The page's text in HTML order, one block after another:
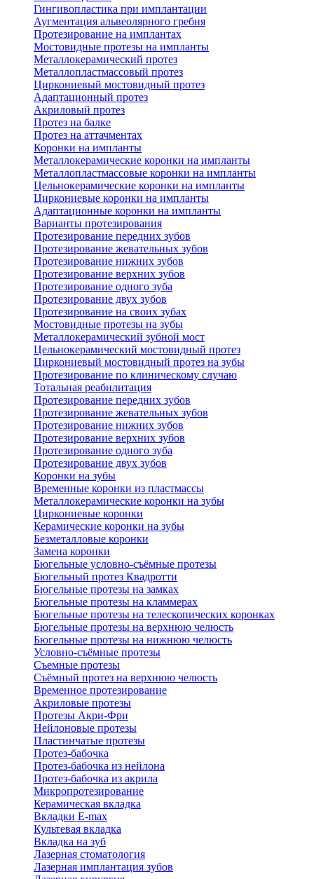
Гингивопластика при имплантации
Аугментация альвеолярного гребня
Протезирование на имплантах
Мостовидные протезы на импланты
Металлокерамический протез
Металлопластмассовый протез
Циркониевый мостовидный протез
Адаптационный протез
Акриловый протез
Протез на балке
Протез на аттачментах
Коронки на импланты
Металлокерамические коронки на импланты
Металлопластмассовые коронки на импланты
Цельнокерамические коронки на импланты
Циркониевые коронки на импланты
Адаптационные коронки на импланты
Варианты протезирования
Протезирование передних зубов
Протезирование жевательных зубов
Протезирование нижних зубов
Протезирование верхних зубов
Протезирование одного зуба
Протезирование двух зубов
Протезирование на своих зубах
Мостовидные протезы на зубы
Металлокерамический зубной мост
Цельнокерамический мостовидный протез
Циркониевый мостовидный протез на зубы
Протезирование по клиническому случаю
Тотальная реабилитация
Протезирование передних зубов
Протезирование жевательных зубов
Протезирование нижних зубов
Протезирование верхних зубов
Протезирование одного зуба
Протезирование двух зубов
Коронки на зубы
Временные коронки из пластмассы
Металлокерамические коронки на зубы
Циркониевые коронки
Керамические коронки на зубы
Безметалловые коронки
Замена коронки
Бюгельные условно-съёмные протезы
Бюгельный протез Квадротти
Бюгельные протезы на замках
Бюгельные протезы на кламмерах
Бюгельные протезы на телескопических коронках
Бюгельные протезы на верхнюю челюсть
Бюгельные протезы на нижнюю челюсть
Условно-съёмные протезы
Съемные протезы
Съёмный протез на верхнюю челюсть
Временное протезирование
Акриловые протезы
Протезы Акри-Фри
Нейлоновые протезы
Пластинчатые протезы
Протез-бабочка
Протез-бабочка из нейлона
Протез-бабочка из акрила
Микропротезирование
Керамическая вкладка
Вкладки E-max
Культевая вкладка
Вкладка на зуб
Лазерная стоматология
Лазерная имплантация зубов